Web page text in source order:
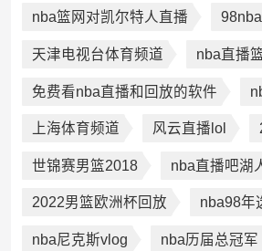
nba篮网对凯尔特人直播
天津电视台体育频道 nba直播
免费看nba直播和回放的软件
上海体育频道 风云直播lol
世锦赛男篮2018 nba直播吧湖
2022男篮欧洲杯回放 nba98年
nba尼克斯vlog nba历届总冠军